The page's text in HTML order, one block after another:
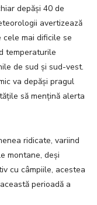
depăși 40 de
avertizează
mai dificile se
temperaturile
de sud și sud-vest.
va depăși pragul
să mențină alerta
ridicate, variind
montane, deși
cu câmpiile, acestea
perioadă a